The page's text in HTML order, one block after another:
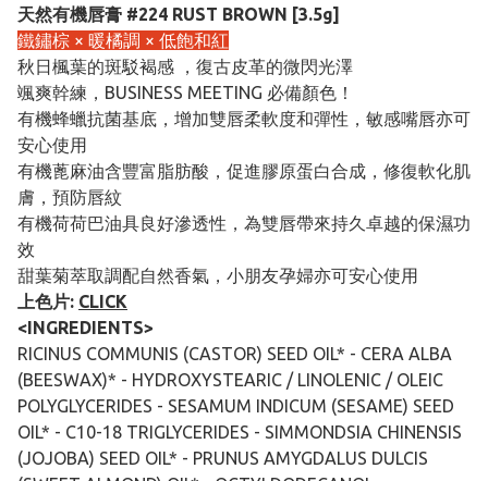
天然有機唇膏 #224 RUST BROWN [3.5g]
鐵鏽棕 × 暖橘調 × 低飽和紅
秋日楓葉的斑駁褐感 ，復古皮革的微閃光澤
颯爽幹練，BUSINESS MEETING 必備顏色！
有機蜂蠟抗菌基底，增加雙唇柔軟度和彈性，敏感嘴唇亦可
安心使用
有機蓖麻油含豐富脂肪酸，促進膠原蛋白合成，修復軟化肌
膚，預防唇紋
有機荷荷巴油具良好滲透性，為雙唇帶來持久卓越的保濕功
效
甜葉菊萃取調配自然香氣，小朋友孕婦亦可安心使用
上色片: CLICK
<INGREDIENTS>
RICINUS COMMUNIS (CASTOR) SEED OIL* - CERA ALBA
(BEESWAX)* - HYDROXYSTEARIC / LINOLENIC / OLEIC
POLYGLYCERIDES - SESAMUM INDICUM (SESAME) SEED
OIL* - C10-18 TRIGLYCERIDES - SIMMONDSIA CHINENSIS
(JOJOBA) SEED OIL* - PRUNUS AMYGDALUS DULCIS